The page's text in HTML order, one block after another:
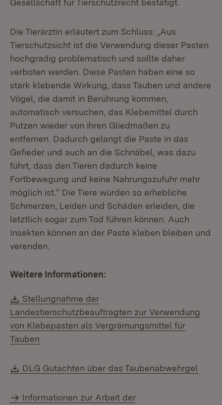
Gesellschaft für Tierschutzrecht bestätigt.
Die Tierärztin erläutert zum Schluss: „Aus
Tierschutzsicht ist die Verwendung dieser Pasten
hochgradig problematisch und sollte daher
verboten werden. Diese Pasten haben eine so
stark klebende Wirkung, dass Tauben und andere
Vögel, die damit in Berührung kommen,
automatisch versuchen, das Klebemittel durch
Putzen wieder von ihren Gliedmaßen zu
entfernen. Dadurch gelangt die Paste in das
Gefieder und auch an die Schnäbel, was dazu
führt, dass den Tieren dadurch keine
Fortbewegung und keine Nahrungszufuhr mehr
möglich ist.“ Die Tiere würden so erhebliche
Schmerzen, Leiden und Schäden erleiden, die
letztlich sogar zum Tod führen können. Auch
Insekten können an der Paste kleben bleiben und
verenden.
Weitere Informationen:
Download:
Stellungnahme der
Landestierschutzbeauftragten zur Verwendung
von Klebepasten als Vergrämungsmittel für
Tauben
Download:
DLG Gutachten über das Taubenabwehrgel
Informationen zur Arbeit der